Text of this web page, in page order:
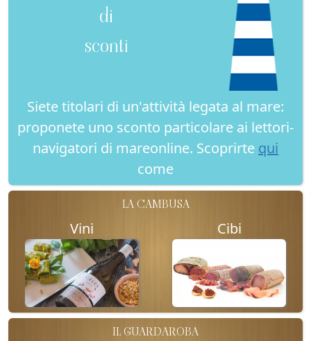
di
sconti
Siete titolari di un'attività legata al mare:
proponete uno sconto particolare ai lettori-
navigatori di mareonline. Scoprirte qui
come
LA CAMBUSA
Vini Cibi
IL GUARDAROBA